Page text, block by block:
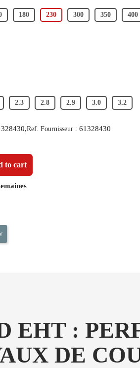
180 230 300 350 400
2.3 2.8 2.9 3.0 3.2
Ref. Fournisseur : 61328430
to cart
EHT :
DE